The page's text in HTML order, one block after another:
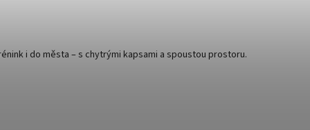
i do města – s chytrými kapsami a spoustou prostoru.